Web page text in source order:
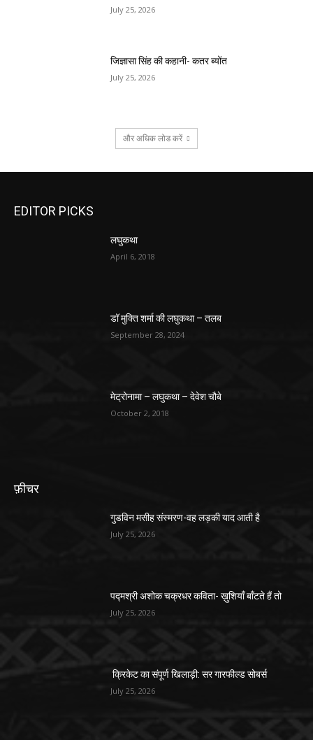
July 25, 2026
जिज्ञासा सिंह की कहानी- कतर ब्योंत
July 25, 2026
और अधिक लोड करें
EDITOR PICKS
लघुकथा
April 6, 2018
डॉ मुक्ति शर्मा की लघुकथा – तलब
September 28, 2024
मेट्रोनामा – लघुकथा – देवेश चौबे
October 2, 2018
फ़ीचर
गुडविन मसीह संस्मरण-वह लड़की याद आती है
July 25, 2026
पद्मश्री अशोक चक्रधर कविता- ख़ुशियाँ बाँटते हैं तो
July 25, 2026
क्रिकेट का संपूर्ण खिलाड़ी: सर गारफील्ड सोबर्स
July 25, 2026